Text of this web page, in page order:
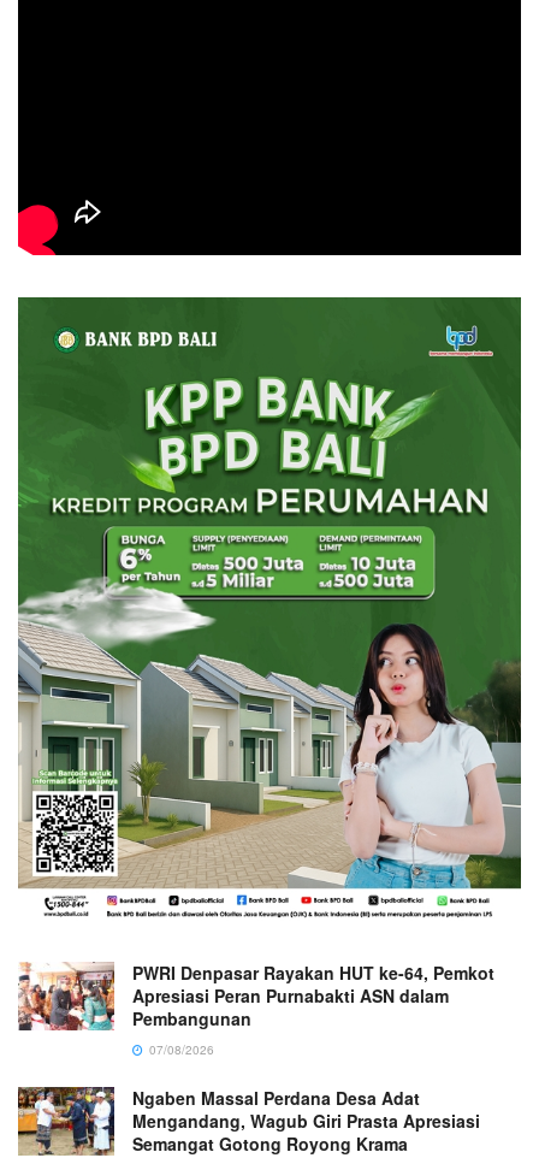
PWRI Denpasar Rayakan HUT ke-64, Pemkot
Apresiasi Peran Purnabakti ASN dalam
Pembangunan
07/08/2026
Ngaben Massal Perdana Desa Adat
Mengandang, Wagub Giri Prasta Apresiasi
Semangat Gotong Royong Krama